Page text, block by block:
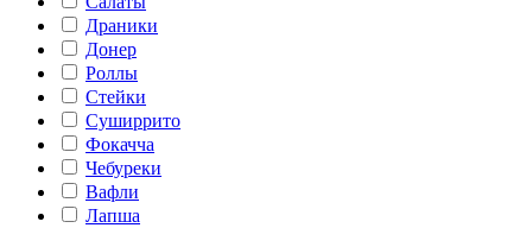
Драники
Донер
Роллы
Стейки
Суширрито
Фокачча
Чебуреки
Вафли
Лапша